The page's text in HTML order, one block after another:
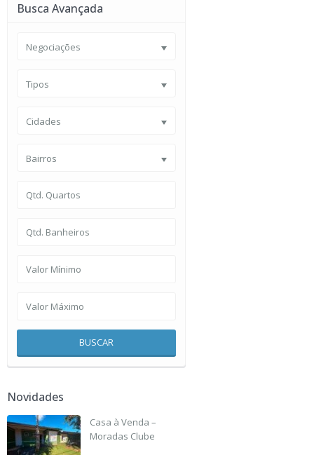
Busca Avançada
Negociações
Tipos
Cidades
Bairros
BUSCAR
Novidades
Casa à Venda –
Moradas Clube